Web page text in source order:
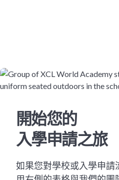
開始您的
入學申請之旅
如果您對學校或入學申請